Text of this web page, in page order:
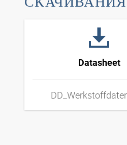
Datasheet